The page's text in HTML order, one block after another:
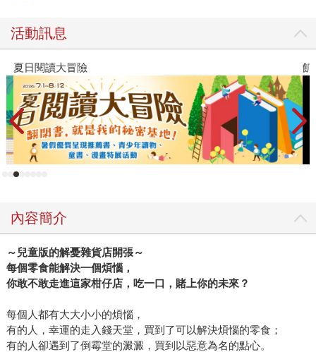
活動訊息
夏日閱讀大冒險 飢
內容簡介
～兒童版的解憂雜貨店開張～
每個零食能解決一個煩惱，
你敢不敢走進這家柑仔店，吃一口，賭上你的未來？
每個人都有大大小小的煩惱，
有的人，幸運的走入錢天堂，買到了可以解決煩惱的零食；
有的人卻遇到了倒霉堂的澱澱，買到以惡意為名的點心。